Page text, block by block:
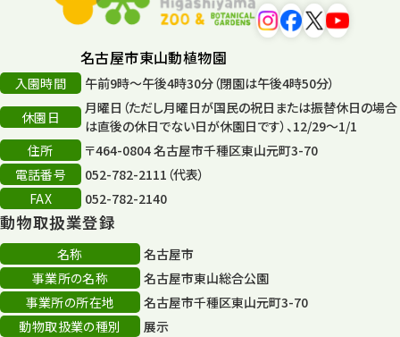
名古屋市東山動植物園
入園時間
午前9時～午後4時30分（閉園は午後4時50分）
休園日
月曜日（ただし月曜日が国民の祝日または振替休日の場合
は直後の休日でない日が休園日です）、12/29～1/1
住所
〒464-0804 名古屋市千種区東山元町3-70
電話番号
052-782-2111（代表）
FAX
052-782-2140
動物取扱業登録
名称
名古屋市
事業所の名称
名古屋市東山総合公園
事業所の所在地
名古屋市千種区東山元町3-70
動物取扱業の種別
展示